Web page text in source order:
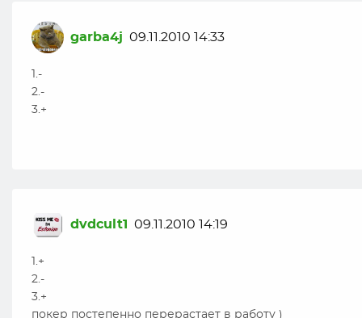
garba4j 09.11.2010 14:33
1.-
2.-
3.+
dvdcult1 09.11.2010 14:19
1.+
2.-
3.+
покер постепенно перерастает в работу )